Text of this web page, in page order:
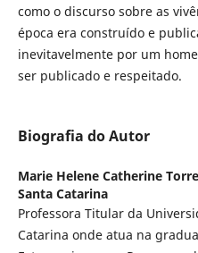
como o discurso sobre as
época era construído e
inevitavelmente por um
ser publicado e respeitado.
Biografia do Autor
Marie Helene Catherine
Santa Catarina
Professora Titular da
Catarina onde atua na